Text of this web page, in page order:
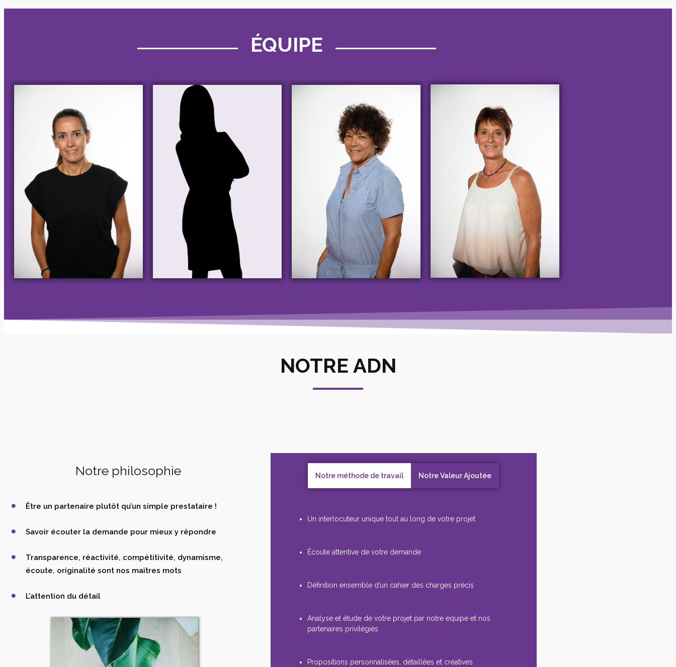
ÉQUIPE
NOTRE ADN
Notre philosophie
Être un partenaire plutôt qu’un simple prestataire !
Savoir écouter la demande pour mieux y répondre
Transparence, réactivité, compétitivité, dynamisme,
écoute, originalité sont nos maîtres mots
L’attention du détail
Notre méthode de travail Notre Valeur Ajoutée
Un interlocuteur unique tout au long de votre projet
Écoute attentive de votre demande
Définition ensemble d’un cahier des charges précis
Analyse et étude de votre projet par notre équipe et nos
partenaires privilégiés
Propositions personnalisées, détaillées et créatives